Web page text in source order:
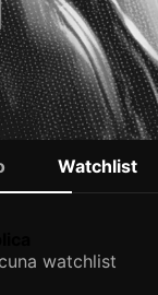
Watchlist
watchlist